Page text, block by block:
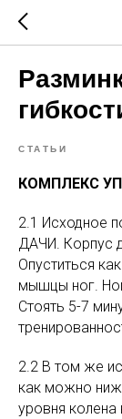
СТАТЬИ
КОМПЛЕКС
2.1 Исходное
ДАЧИ. Корпус
Опуститься
мышцы ног.
Стоять 5-7
2.2 В том же
как можно
уровня колена